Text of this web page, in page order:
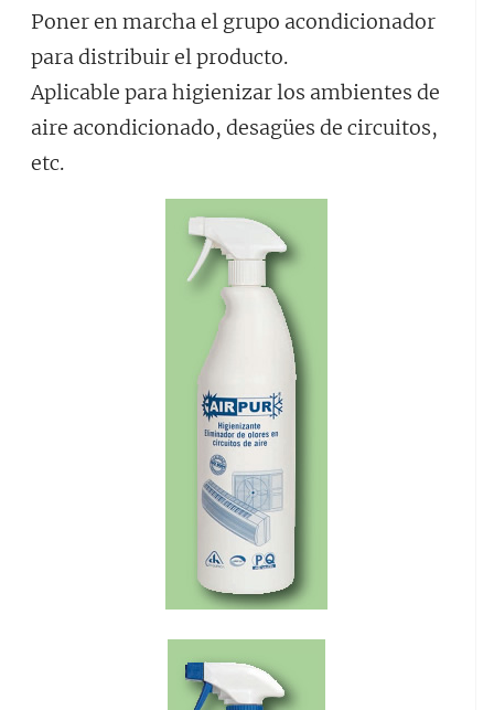
Poner en marcha el grupo acondicionador
para distribuir el producto.
Aplicable para higienizar los ambientes de
aire acondicionado, desagües de circuitos,
etc.